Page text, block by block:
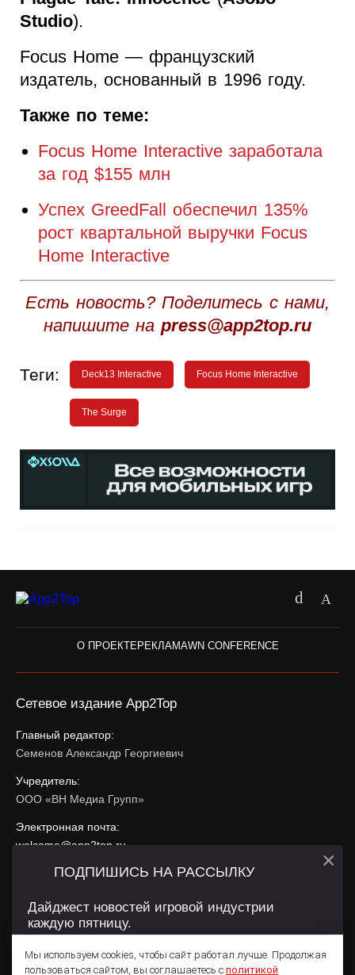
Studio).
Focus Home — французский
издатель, основанный в 1996 году.
Также по теме:
Focus Home Interactive заработала
за год $155 млн
Успех GreedFall обеспечил 135%
рост квартальной выручки Focus
Home Interactive
Есть новость? Поделитесь с нами,
напишите на press@app2top.ru
Теги: Deck13 Interactive Focus Home Interactive
The Surge
О ПРОЕКТЕ РЕКЛАМАWN CONFERENCE
Сетевое издание App2Top
Главный редактор:
Семенов Александр Георгиевич
Учредитель:
ООО «ВН Медиа Групп»
Электронная почта:
welcome@app2top.ru
При использовании материалов активная ссылка на
Сайт использует IP адреса, cookie, данные геолокации
использования содержатся вПолитике конфиденциальностии
Мы используем cookies, чтобы сайт работал лучше. Продолжая
пользоваться сайтом, вы соглашаетесь с политикой
ПОДПИШИСЬ НА РАССЫЛКУ
Дайджест новостей игровой индустрии
каждую пятницу.
×